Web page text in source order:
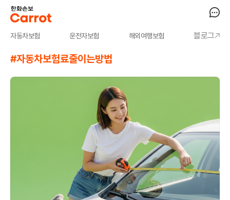
자동차보험 운전자보험 해외여행보험 블로그
#자동차보험료줄이는방법